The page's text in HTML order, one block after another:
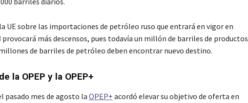
UE sobre las importaciones de petróleo ruso que entrará en vigor en
provocará más descensos, pues todavía un millón de barriles de productos
de barriles de petróleo deben encontrar nuevo destino.
la OPEP y la OPEP+
pasado mes de agosto la OPEP+ acordó elevar su objetivo de oferta en